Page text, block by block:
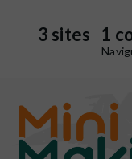
3 sites 1